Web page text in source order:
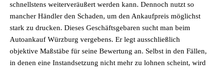
schnellstens weiterveräußert werden kann. Dennoch nutzt so
mancher Händler den Schaden, um den Ankaufpreis möglichst
stark zu drucken. Dieses Geschäftsgebaren sucht man beim
Autoankauf Würzburg vergebens. Er legt ausschließlich
objektive Maßstäbe für seine Bewertung an. Selbst in den Fällen,
in denen eine Instandsetzung nicht mehr zu lohnen scheint, wird